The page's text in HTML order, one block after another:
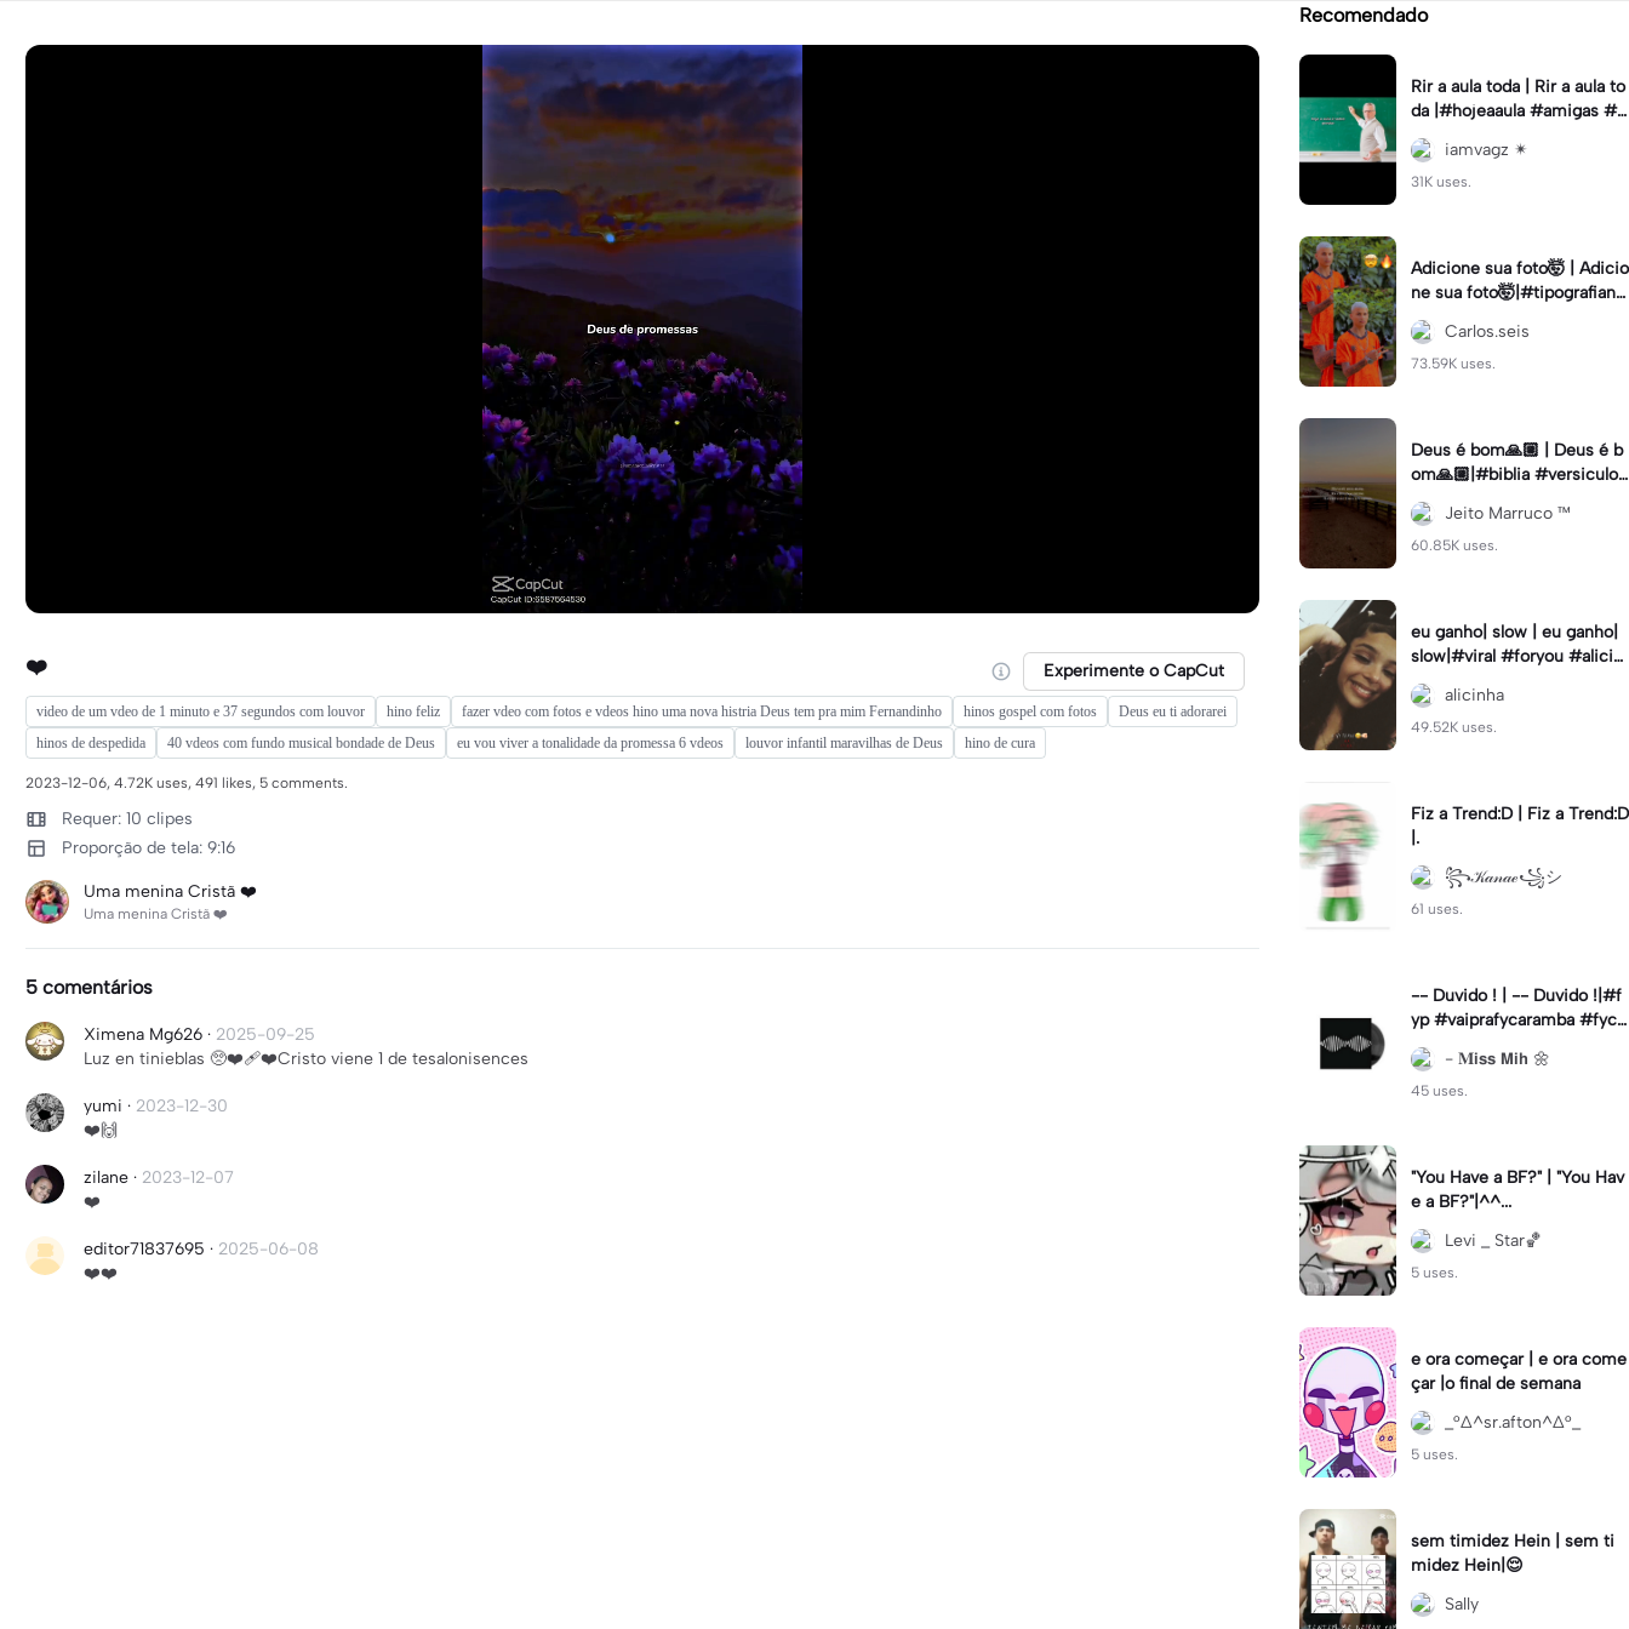
❤️ Experimente o CapCut
video de um vdeo de 1 minuto e 37 segundos com louvor hino feliz fazer vdeo com fotos e vdeos hino uma nova histria Deus tem pra mim Fernandinho hinos gospel com fotos
Deus eu ti adorarei
hinos de despedida
40 vdeos com fundo musical bondade de Deus eu vou viver a tonalidade da promessa 6 vdeos louvor infantil maravilhas de Deus hino de cura
2023-12-06, 4.72K uses, 491 likes, 5 comments.
Requer: 10 clipes
Proporção de tela: 9:16
Uma menina Cristã ❤️
Uma menina Cristã ❤️
5 comentários
Ximena Mg626 · 2025-09-25
Luz en tinieblas 🥺❤️‍🩹❤️Cristo viene 1 de tesalonisences
yumi · 2023-12-30
❤️🙌
zilane · 2023-12-07
❤️
editor71837695 · 2025-06-08
❤️❤️
Recomendado
Rir a aula toda | Rir a aula to
da |#hojeaaula #amigas #tr
endtikitok #melhoresamiga
s
iamvagz ✴︎
31K uses.
Adicione sua foto🤯 | Adicio
ne sua foto🤯|#tipografiano
va #status #tipografia
Carlos.seis
73.59K uses.
Deus é bom🙏🏼 | Deus é b
om🙏🏼|#biblia #versiculo
#cristao #agro #tipografia
#fy #fypJeito Marruco ™️
60.85K uses.
eu ganho| slow | eu ganho|
slow|#viral #foryou #alicin
ha #cameralenta #slow
alicinha
49.52K uses.
Fiz a Trend:D | Fiz a Trend:D
|.
꧂𝒦𝒶𝓃𝒶ℯ꧁シ
61 uses.
-- Duvido ! | -- Duvido !|#f
yp #vaiprafycaramba #fyca
pcut #viral
- 𝐌𝗶𝘀𝘀 𝗠𝗶𝗵 🌼
45 uses.
"You Have a BF?" | "You Hav
e a BF?"|^^...
Levi _ Star🏀
5 uses.
e ora começar | e ora come
çar |o final de semana
_°∆^sr.afton^∆°_
5 uses.
sem timidez Hein | sem ti
midez Hein|😌
Sally